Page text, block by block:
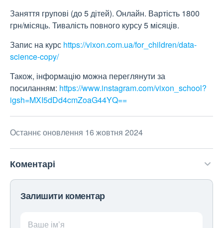
Заняття групові (до 5 дітей). Онлайн. Вартість 1800
грн/місяць. Тивалість повного курсу 5 місяців.
Запис на курс https://vixon.com.ua/for_children/data-
science-copy/
Також, інформацію можна переглянути за
посиланням: https://www.instagram.com/vixon_school?
igsh=MXI5dDd4cmZoaG44YQ==
Останнє оновлення 16 жовтня 2024
Коментарі
Залишити коментар
Ваше ім’я